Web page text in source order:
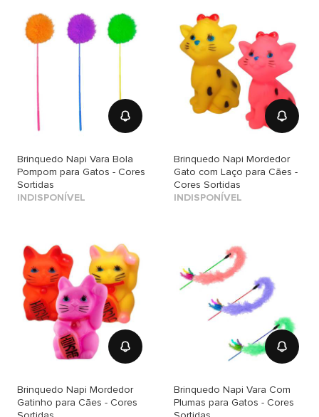
Brinquedo Napi Vara Bola
Pompom para Gatos - Cores
Sortidas
INDISPONÍVEL
Brinquedo Napi Mordedor
Gato com Laço para Cães -
Cores Sortidas
INDISPONÍVEL
Brinquedo Napi Mordedor
Gatinho para Cães - Cores
Brinquedo Napi Vara Com
Plumas para Gatos - Cores